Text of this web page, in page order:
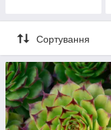
Сортування